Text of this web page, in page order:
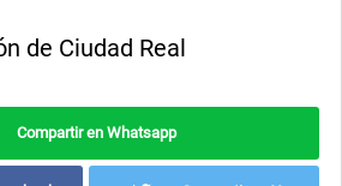
de Ciudad Real
Compartir en Whatsapp